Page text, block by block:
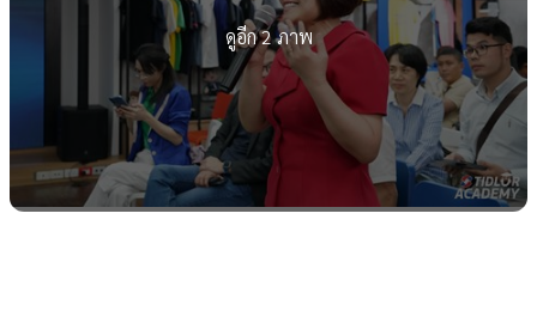
ดูอีก 2 ภาพ